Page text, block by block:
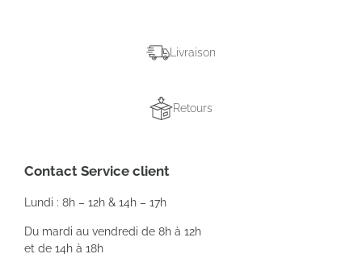
Livraison
Retours
Contact Service client
Lundi : 8h – 12h & 14h – 17h
Du mardi au vendredi de 8h à 12h
et de 14h à 18h